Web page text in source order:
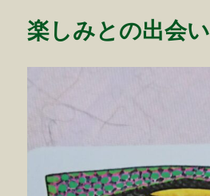
楽しみとの出会い